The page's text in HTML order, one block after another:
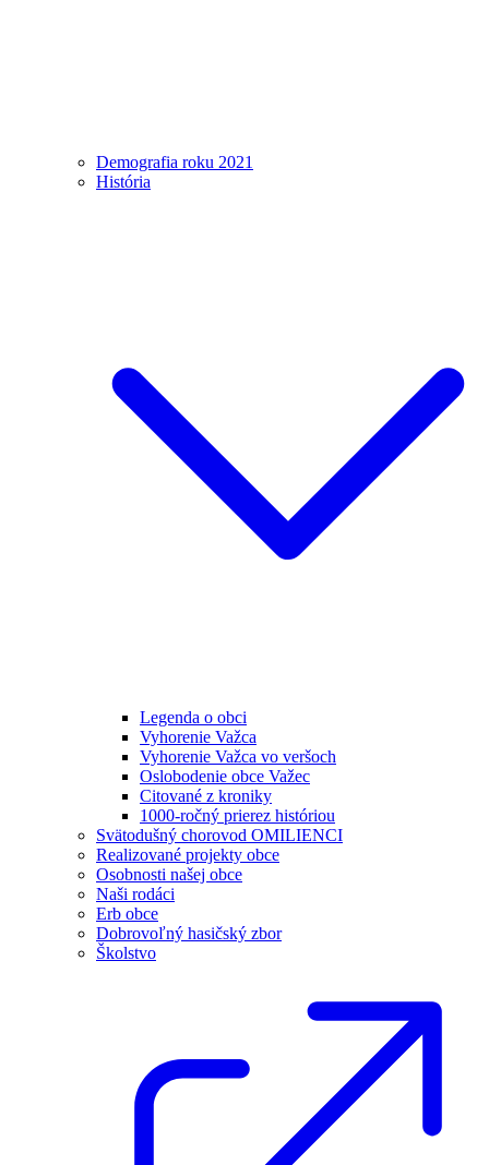
Demografia roku 2021
História
Legenda o obci
Vyhorenie Važca
Vyhorenie Važca vo veršoch
Oslobodenie obce Važec
Citované z kroniky
1000-ročný prierez históriou
Svätodušný chorovod OMILIENCI
Realizované projekty obce
Osobnosti našej obce
Naši rodáci
Erb obce
Dobrovoľný hasičský zbor
Školstvo